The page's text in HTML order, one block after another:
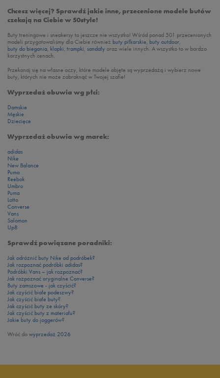
Chcesz więcej? Sprawdź jakie inne, przecenione modele butów
czekają na Ciebie w 50style!
Buty treningowe i sneakersy to jeszcze nie wszystko! Wśród ponad 501 przecenionych
modeli przygotowaliśmy dla Ciebie również buty piłkarskie, buty outdoor,
buty do biegania, klapki, trampki, sandały oraz wiele innych. A wszystko to w bardzo
korzystnych cenach.
Przekonaj się na własne oczy, które modele objęte są wyprzedażą i wybierz nowe
buty, których nie może zabraknąć w Twojej szafie!
Wyprzedaż obuwia wg płci:
Damskie
Męskie
Dziecięce
Wyprzedaż obuwia wg marek:
adidas
Nike
New Balance
Puma
Reebok
Umbro
Puma
Lotto
Converse
Vans
Salomon
Up8
Sprawdź powiązane poradniki:
Jak odróżnić buty Nike od podróbek?
Jak rozpoznać podróbki adidas?
Podróbki Vans – jak rozpoznać?
Jak rozpoznać oryginalne Converse?
Buty zamszowe - jak czyścić?
Jak czyścić białe podeszwy?
Jak czyścić białe buty?
Jak czyścić buty ze skóry?
Jak czyścić buty z materiału?
Jakie buty do joggerów?
Wróć dowyprzedaż 2026